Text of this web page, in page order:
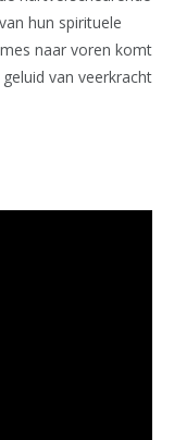
hun spirituele
naar voren komt
van veerkracht